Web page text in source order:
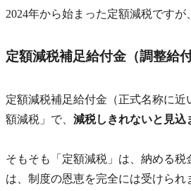
2024年から始まった定額減税です
定額減税補足給付金（調整給
定額減税補足給付金（正式名称に
額減税」で、 減税しきれないと見込
そもそも「定額減税」は、納める
は、制度の恩恵を完全には受けられ